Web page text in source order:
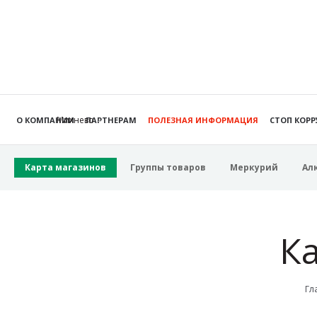
Михнево
О КОМПАНИИ ПАРТНЕРАМ ПОЛЕЗНАЯ ИНФОРМАЦИЯ СТОП
Карта магазинов Группы товаров Меркурий